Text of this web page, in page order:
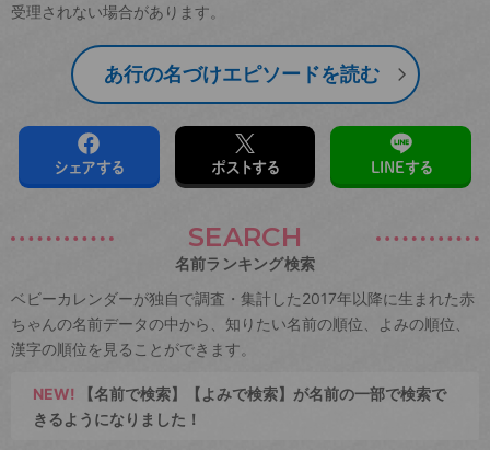
受理されない場合があります。
あ行の名づけエピソードを読む
シェアする ポストする LINEする
SEARCH
名前ランキング検索
ベビーカレンダーが独自で調査・集計した2017年以降に生まれた赤
ちゃんの名前データの中から、知りたい名前の順位、よみの順位、
漢字の順位を見ることができます。
NEW! 【名前で検索】【よみで検索】が名前の一部で検索で
きるようになりました！